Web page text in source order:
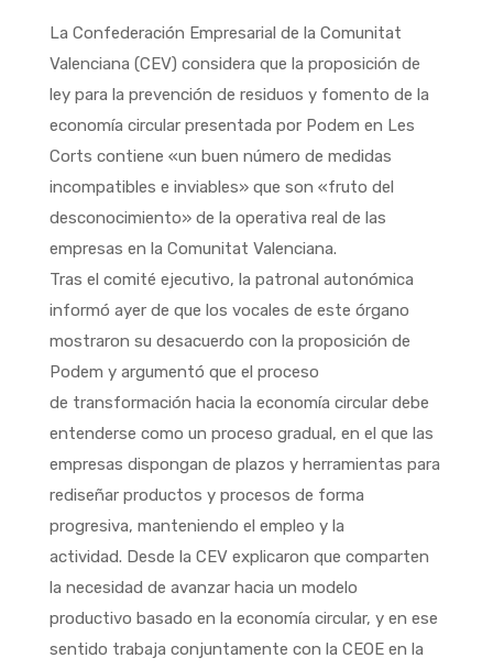
La Confederación Empresarial de la Comunitat
Valenciana (CEV) considera que la proposición de
ley para la prevención de residuos y fomento de la
economía circular presentada por Podem en Les
Corts contiene «un buen número de medidas
incompatibles e inviables» que son «fruto del
desconocimiento» de la operativa real de las
empresas en la Comunitat Valenciana.
Tras el comité ejecutivo, la patronal autonómica
informó ayer de que los vocales de este órgano
mostraron su desacuerdo con la proposición de
Podem y argumentó que el proceso
de transformación hacia la economía circular debe
entenderse como un proceso gradual, en el que las
empresas dispongan de plazos y herramientas para
rediseñar productos y procesos de forma
progresiva, manteniendo el empleo y la
actividad. Desde la CEV explicaron que comparten
la necesidad de avanzar hacia un modelo
productivo basado en la economía circular, y en ese
sentido trabaja conjuntamente con la CEOE en la